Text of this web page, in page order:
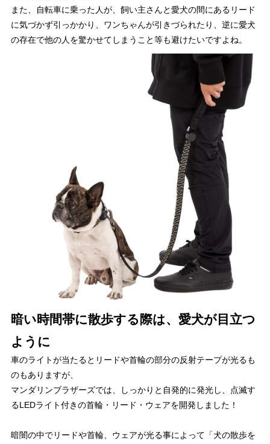
また、自転車に乗った人が、飼い主さんと愛犬の間にあるリード
に気づかず引っかかり、ワンちゃんが引きづられたり、逆に愛犬
の存在で他の人を驚かせてしまうこと等も避けたいですよね。
暗い時間帯に散歩する際は、愛犬が目立つ
ように
車のライトが当たるとリードや首輪の部分の反射テープが光るも
のもありますが、
マンダリンブラザーズでは、しっかりと自発的に発光し、点滅す
るLEDライト付きの首輪・リード・ウェアを開発しました！
暗闇の中でリードや首輪、ウェアが光る事によって「犬の散歩を